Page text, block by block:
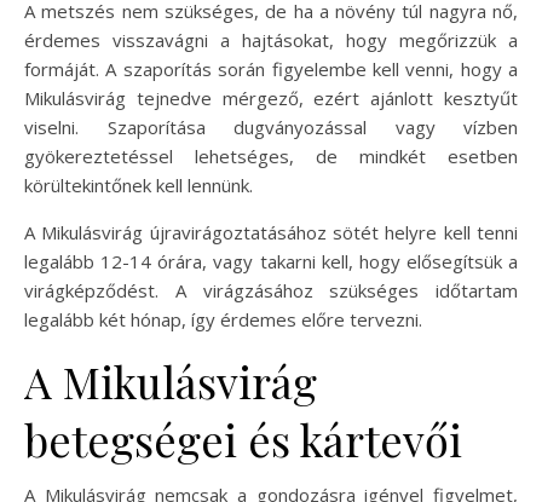
A metszés nem szükséges, de ha a növény túl nagyra nő,
érdemes visszavágni a hajtásokat, hogy megőrizzük a
formáját. A szaporítás során figyelembe kell venni, hogy a
Mikulásvirág tejnedve mérgező, ezért ajánlott kesztyűt
viselni. Szaporítása dugványozással vagy vízben
gyökereztetéssel lehetséges, de mindkét esetben
körültekintőnek kell lennünk.
A Mikulásvirág újravirágoztatásához sötét helyre kell tenni
legalább 12-14 órára, vagy takarni kell, hogy elősegítsük a
virágképződést. A virágzásához szükséges időtartam
legalább két hónap, így érdemes előre tervezni.
A Mikulásvirág
betegségei és kártevői
A Mikulásvirág nemcsak a gondozásra igényel figyelmet,